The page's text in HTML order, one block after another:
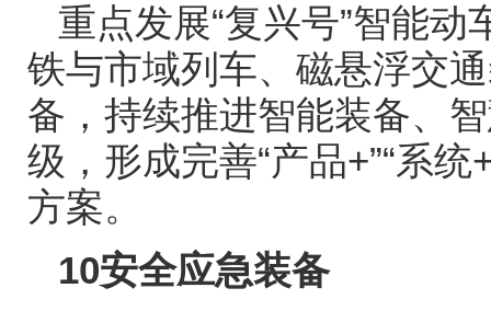
重点发展“复兴号”智能动
铁与市域列车、磁悬浮交
备，持续推进智能装备、
级，形成完善“产品+”“系统
方案。
10安全应急装备